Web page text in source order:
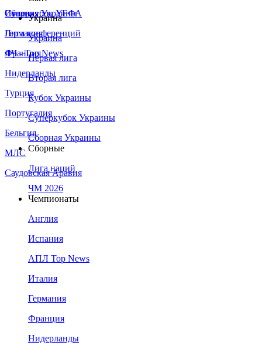
Сборная Украины
Италия
Германия
Франция
Нидерланды
Турция
Португалия
Бельгия
МЛС
Саудовская Аравия
Суперкубок УЕФА
Лига конференций
ЛЧ - Top News
Украина
Украина
Первая лига
Вторая лига
Кубок Украины
Суперкубок Украины
Сборная Украины
Сборные
Лига наций
ЧМ 2026
Чемпионаты
Англия
Испания
АПЛ Top News
Италия
Германия
Франция
Нидерланды